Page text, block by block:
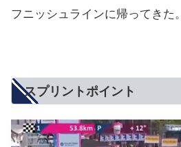
フニッシュラインに帰ってきた。
スプリントポイント